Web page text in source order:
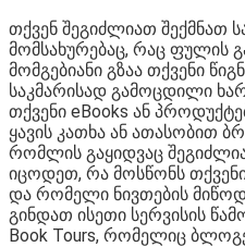
თქვენ შეგიძლიათ შექმნათ
მომსახურებაც, რაც ფულის
მომგებიანი გზაა თქვენი
საკმარისად გამოცდილი
თქვენი eBooks ან
ყავის კათხა ან ათასობით
რომლის გაყიდვაც
იცოდეთ, რა მოსწონს
და რომელი ნივთების
გინდათ ისეთი სერვისის
Book Tours, რომელიც